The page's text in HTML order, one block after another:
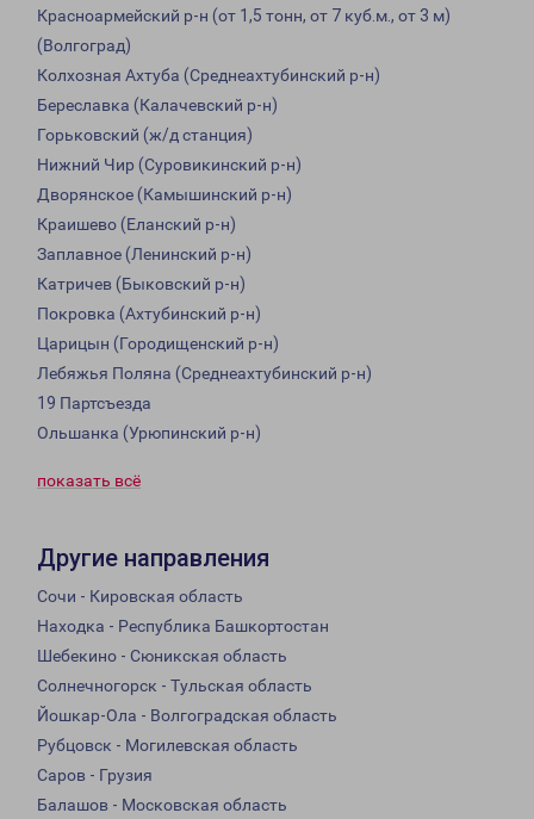
Красноармейский р-н (от 1,5 тонн, от 7 куб.м., от 3 м)
(Волгоград)
Колхозная Ахтуба (Среднеахтубинский р-н)
Береславка (Калачевский р-н)
Горьковский (ж/д станция)
Нижний Чир (Суровикинский р-н)
Дворянское (Камышинский р-н)
Краишево (Еланский р-н)
Заплавное (Ленинский р-н)
Катричев (Быковский р-н)
Покровка (Ахтубинский р-н)
Царицын (Городищенский р-н)
Лебяжья Поляна (Среднеахтубинский р-н)
19 Партсъезда
Ольшанка (Урюпинский р-н)
показать всё
Другие направления
Сочи - Кировская область
Находка - Республика Башкортостан
Шебекино - Сюникская область
Солнечногорск - Тульская область
Йошкар-Ола - Волгоградская область
Рубцовск - Могилевская область
Саров - Грузия
Балашов - Московская область